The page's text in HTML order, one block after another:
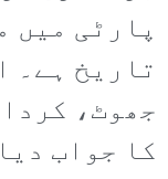
پارٹی میں
تاریخ ہے۔
جھوٹ،
کا جواب